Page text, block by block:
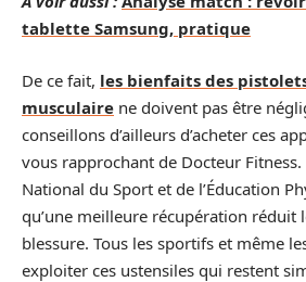
tablette Samsung, pratique
De ce fait, les bienfaits des
musculaire ne doivent pas être
conseillons d’ailleurs d’acheter ces
vous rapprochant de Docteur Fitness.
National du Sport et de l’Éducation
qu’une meilleure récupération réduit
blessure. Tous les sportifs et même
exploiter ces ustensiles qui restent